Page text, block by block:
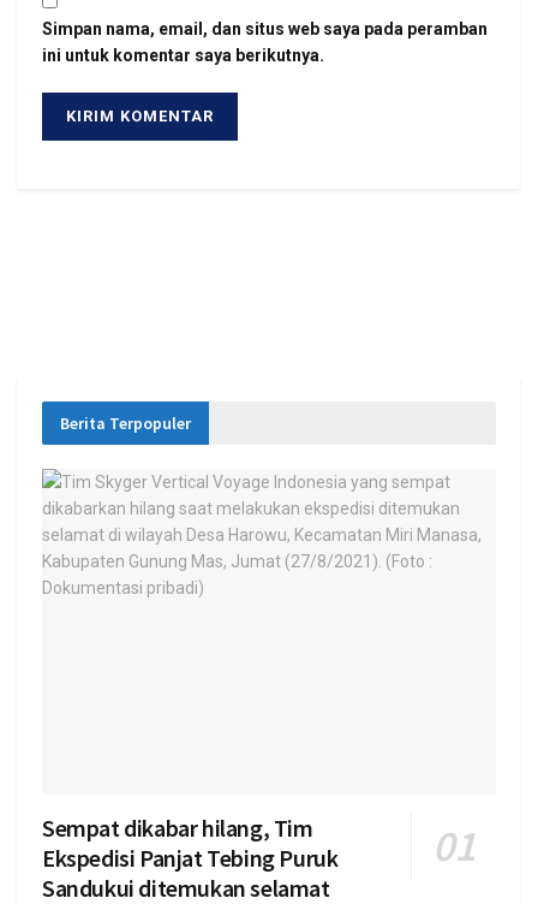
Simpan nama, email, dan situs web saya pada peramban
ini untuk komentar saya berikutnya.
Berita Terpopuler
Sempat dikabar hilang, Tim
Ekspedisi Panjat Tebing Puruk
Sandukui ditemukan selamat